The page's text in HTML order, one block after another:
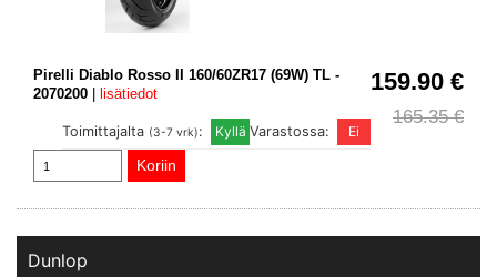
159.90 €
165.35 €
Pirelli Diablo Rosso II 160/60ZR17 (69W) TL -
2070200
lisätiedot
Varastossa:
Toimittajalta (3-7 vrk):
Dunlop